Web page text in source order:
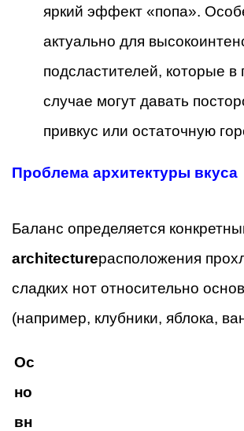
яркий эффект «попа».
актуально для
подсластителей, которые в
случае могут давать
привкус или остаточную
Проблема архитектуры вкуса
Баланс определяется
architectureрасположения
сладких нот относительно
(например, клубники, яблока,
Ос
но
вн